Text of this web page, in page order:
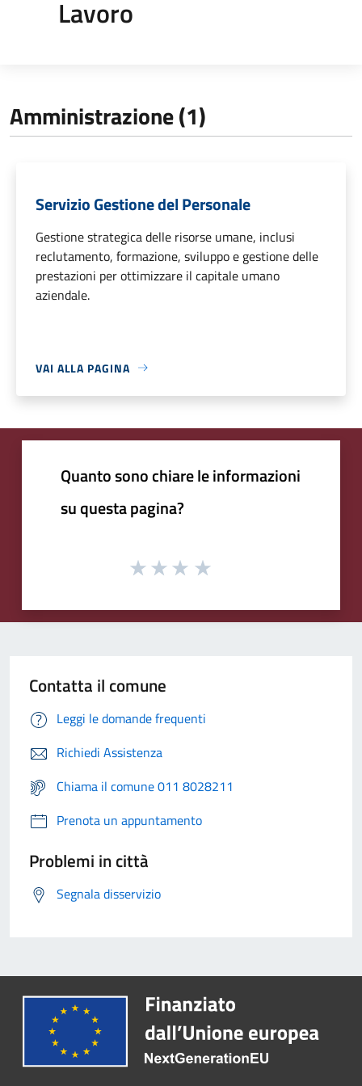
Lavoro
Amministrazione (1)
Servizio Gestione del Personale
Gestione strategica delle risorse umane, inclusi
reclutamento, formazione, sviluppo e gestione delle
prestazioni per ottimizzare il capitale umano
aziendale.
VAI ALLA PAGINA
Quanto sono chiare le informazioni
su questa pagina?
Contatta il comune
Leggi le domande frequenti
Richiedi Assistenza
Chiama il comune 011 8028211
Prenota un appuntamento
Problemi in città
Segnala disservizio